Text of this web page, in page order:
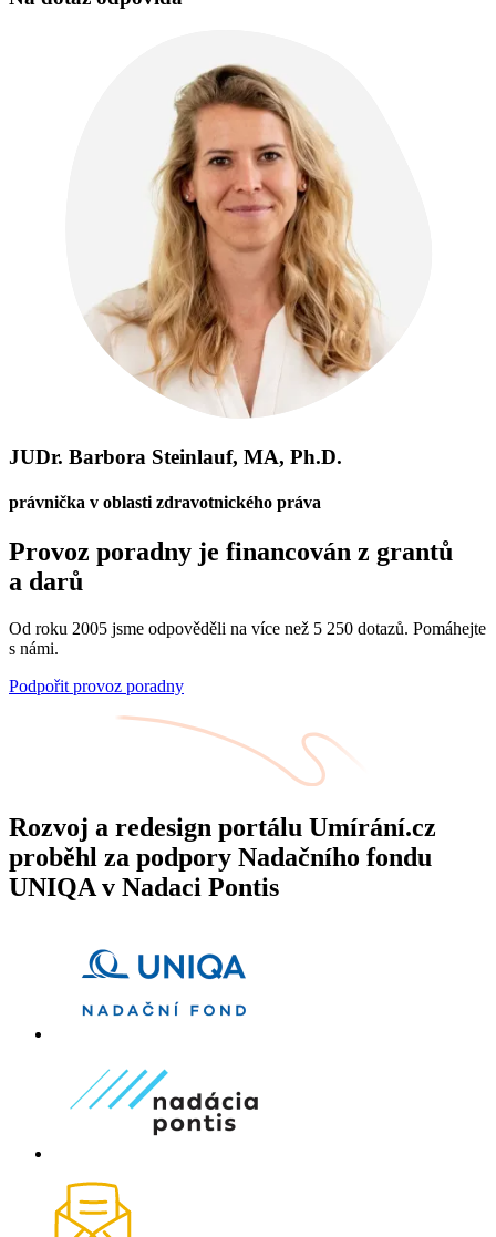
JUDr. Barbora Steinlauf, MA, Ph.D.
právnička v oblasti zdravotnického práva
Provoz poradny je financován z grantů
a darů
Od roku 2005 jsme odpověděli na více než 5 250 dotazů. Pomáhejte
s námi.
Podpořit provoz poradny
Rozvoj a redesign portálu Umírání.cz
proběhl za podpory Nadačního fondu
UNIQA v Nadaci Pontis